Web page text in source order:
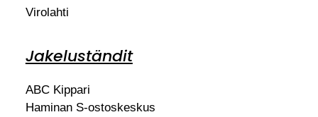
Virolahti
Jakeluständit
ABC Kippari
Haminan S-ostoskeskus